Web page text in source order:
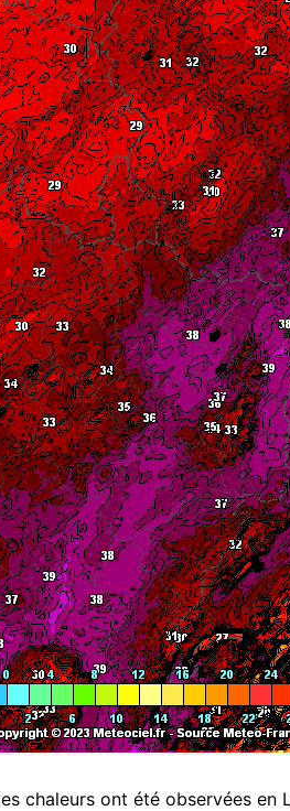
chaleurs ont été observées en